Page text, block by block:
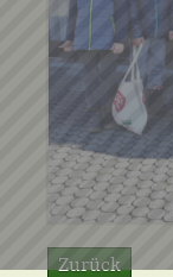
Zurück